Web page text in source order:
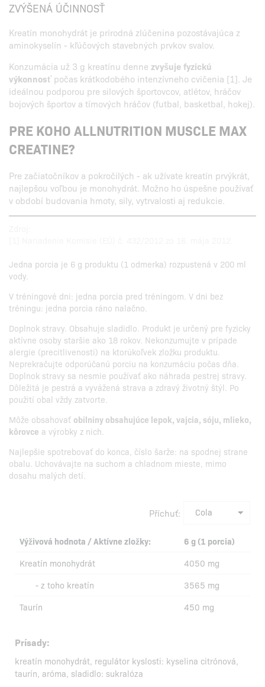
ZVÝŠENÁ ÚČINNOSŤ
Kreatín monohydrát je prírodná zlúčenina pozostávajúca z
aminokyselín - kľúčových stavebných prvkov svalov.
Konzumácia už 3 g kreatínu denne zvyšuje fyzickú
výkonnosť počas krátkodobého intenzívneho cvičenia [1]. Je
ideálnou podporou pre silových športovcov, atlétov, hráčov
bojových športov a tímových hráčov (futbal, basketbal, hokej).
PRE KOHO ALLNUTRITION MUSCLE MAX
CREATINE?
Pre začiatočníkov a pokročilých - ak užívate kreatín prvýkrát,
najlepšou voľbou je monohydrát. Možno ho úspešne používať
v období budovania hmoty, sily, vytrvalosti aj redukcie.
Jedna porcia je 6 g produktu (1 odmerka) rozpustená v 200 ml
vody.
V tréningové dni: jedna porcia pred tréningom. V dni bez
tréningu: jedna porcia ráno nalačno.
Doplnok stravy. Obsahuje sladidlo. Produkt je určený pre fyzicky
aktívne osoby staršie ako 18 rokov. Nekonzumujte v prípade
alergie (precitlivenosti) na ktorúkoľvek zložku produktu.
Neprekračujte odporúčanú porciu na konzumáciu počas dňa.
Doplnok stravy sa nesmie používať ako náhrada pestrej stravy.
Dôležitá je pestrá a vyvážená strava a zdravý životný štýl. Po
použití obal vždy zatvorte.
Môže obsahovať obilniny obsahujúce lepok, vajcia, sóju, mlieko,
kôrovce a výrobky z nich.
Najlepšie spotrebovať do konca, číslo šarže: na spodnej strane
obalu. Uchovávajte na suchom a chladnom mieste, mimo
dosahu malých detí.
Příchuť:
Výživová hodnota / Aktívne zložky:
6 g (1 porcia)
Kreatín monohydrát
4050 mg
- z toho kreatín
3565 mg
Taurín
450 mg
Prísady:
kreatín monohydrát, regulátor kyslosti: kyselina citrónová,
taurín, aróma, sladidlo: sukralóza